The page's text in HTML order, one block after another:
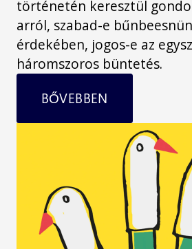
történetén keresztül
arról, szabad-e
érdekében, jogos-e az
háromszoros büntetés.
BŐVEBBEN